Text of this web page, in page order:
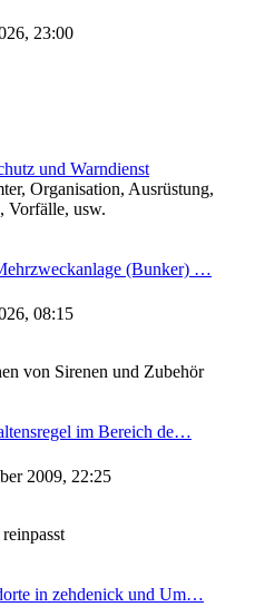
23:00
und Warndienst
Organisation, Ausrüstung,
Vorfälle, usw.
(Bunker) …
08:15
von Sirenen und Zubehör
im Bereich de…
2009, 22:25
in zehdenick und Um…